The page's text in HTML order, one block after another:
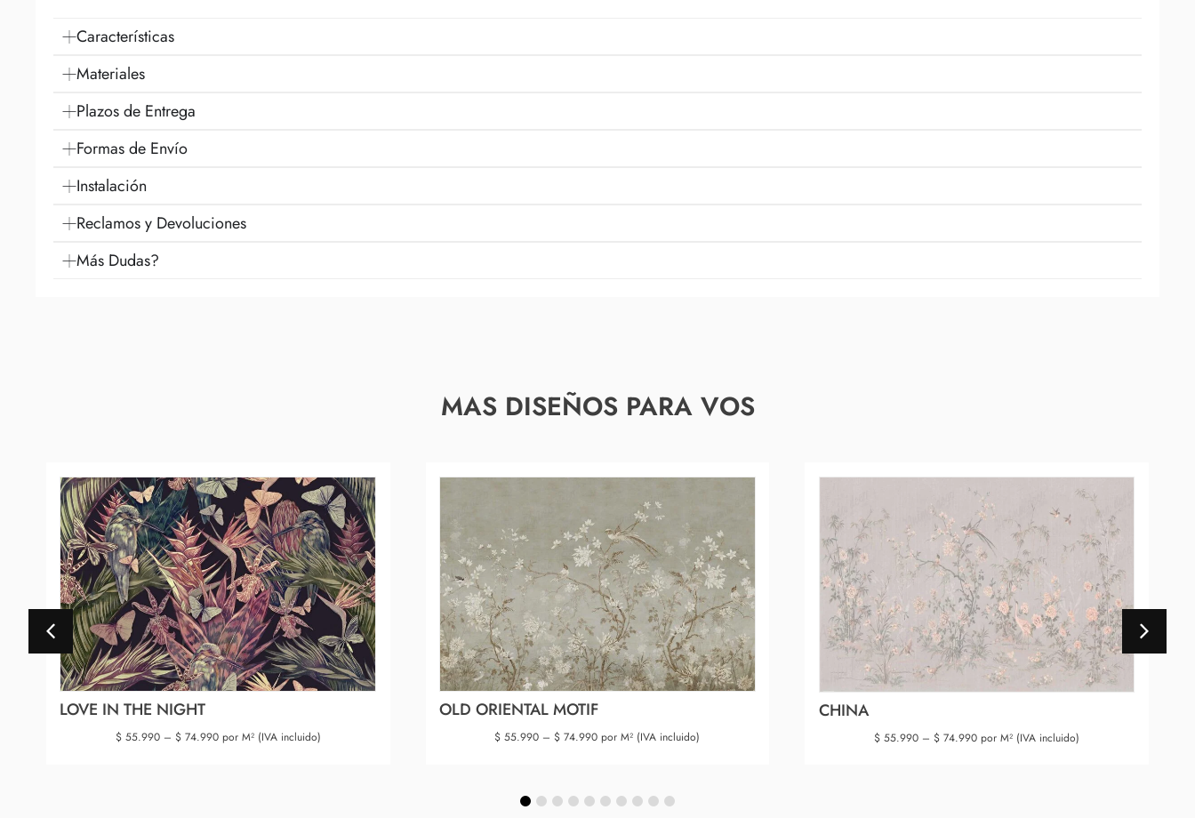
Características
Materiales
Plazos de Entrega
Formas de Envío
Instalación
Reclamos y Devoluciones
Más Dudas?
MAS DISEÑOS PARA VOS
LOVE IN THE NIGHT
$55.990 – $74.990por M² (IVA incluido)
OLD ORIENTAL MOTIF
$ 55.990 – $ 74.990 por M² (IVA incluido)
CHINA
$ 55.990 – $ 74.990 por M² (IVA incluido)